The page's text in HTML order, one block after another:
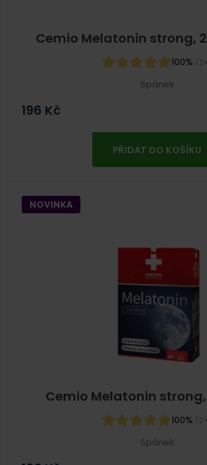
Cemio Melatonin strong,
100%
Spánek
196 Kč
PŘIDAT DO KOŠÍKU
Cemio Melatonin
100%
NOVINKA
Spánek